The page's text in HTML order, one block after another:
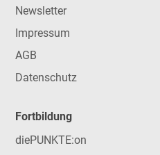
Newsletter
Impressum
AGB
Datenschutz
Fortbildung
diePUNKTE:on